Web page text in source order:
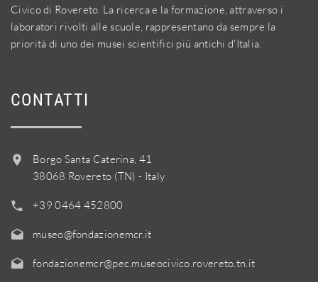
Civico di Rovereto. La ricerca e la formazione, attraverso i
laboratori rivolti alle scuole, rappresentano da sempre la
priorità di uno dei musei scientifici più antichi d'Italia.
CONTATTI
Borgo Santa Caterina, 41
38068 Rovereto (TN) - Italy
+39 0464 452800
museo@fondazionemcr.it
fondazionemcr@pec.museocivico.rovereto.tn.it